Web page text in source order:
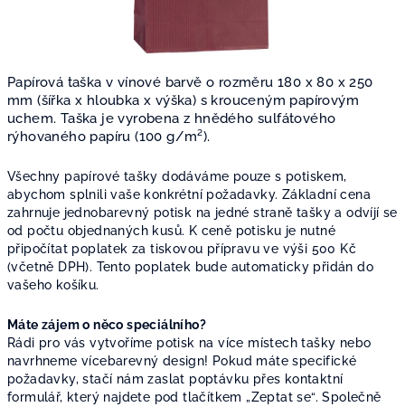
Papírová taška v vínové barvě o rozměru 180 x 80 x 250
mm (šířka x hloubka x výška) s krouceným papírovým
uchem. Taška je vyrobena z hnědého sulfátového
rýhovaného papíru (100 g/m²).
Všechny papírové tašky dodáváme pouze s potiskem,
abychom splnili vaše konkrétní požadavky. Základní cena
zahrnuje jednobarevný potisk na jedné straně tašky a odvíjí se
od počtu objednaných kusů. K ceně potisku je nutné
připočítat poplatek za tiskovou přípravu ve výši 500 Kč
(včetně DPH). Tento poplatek bude automaticky přidán do
vašeho košíku.
Máte zájem o něco speciálního?
Rádi pro vás vytvoříme potisk na více místech tašky nebo
navrhneme vícebarevný design! Pokud máte specifické
požadavky, stačí nám zaslat poptávku přes kontaktní
formulář, který najdete pod tlačítkem „Zeptat se“. Společně